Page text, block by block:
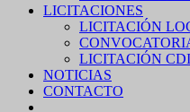
LICITACIONES
LICITACIÓN
LICITACIÓN CDI
NOTICIAS
CONTACTO